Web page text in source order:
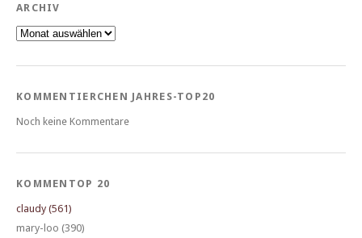
ARCHIV
Archiv
KOMMENTIERCHEN JAHRES-TOP20
Noch keine Kommentare
KOMMENTOP 20
claudy (561)
mary-loo (390)